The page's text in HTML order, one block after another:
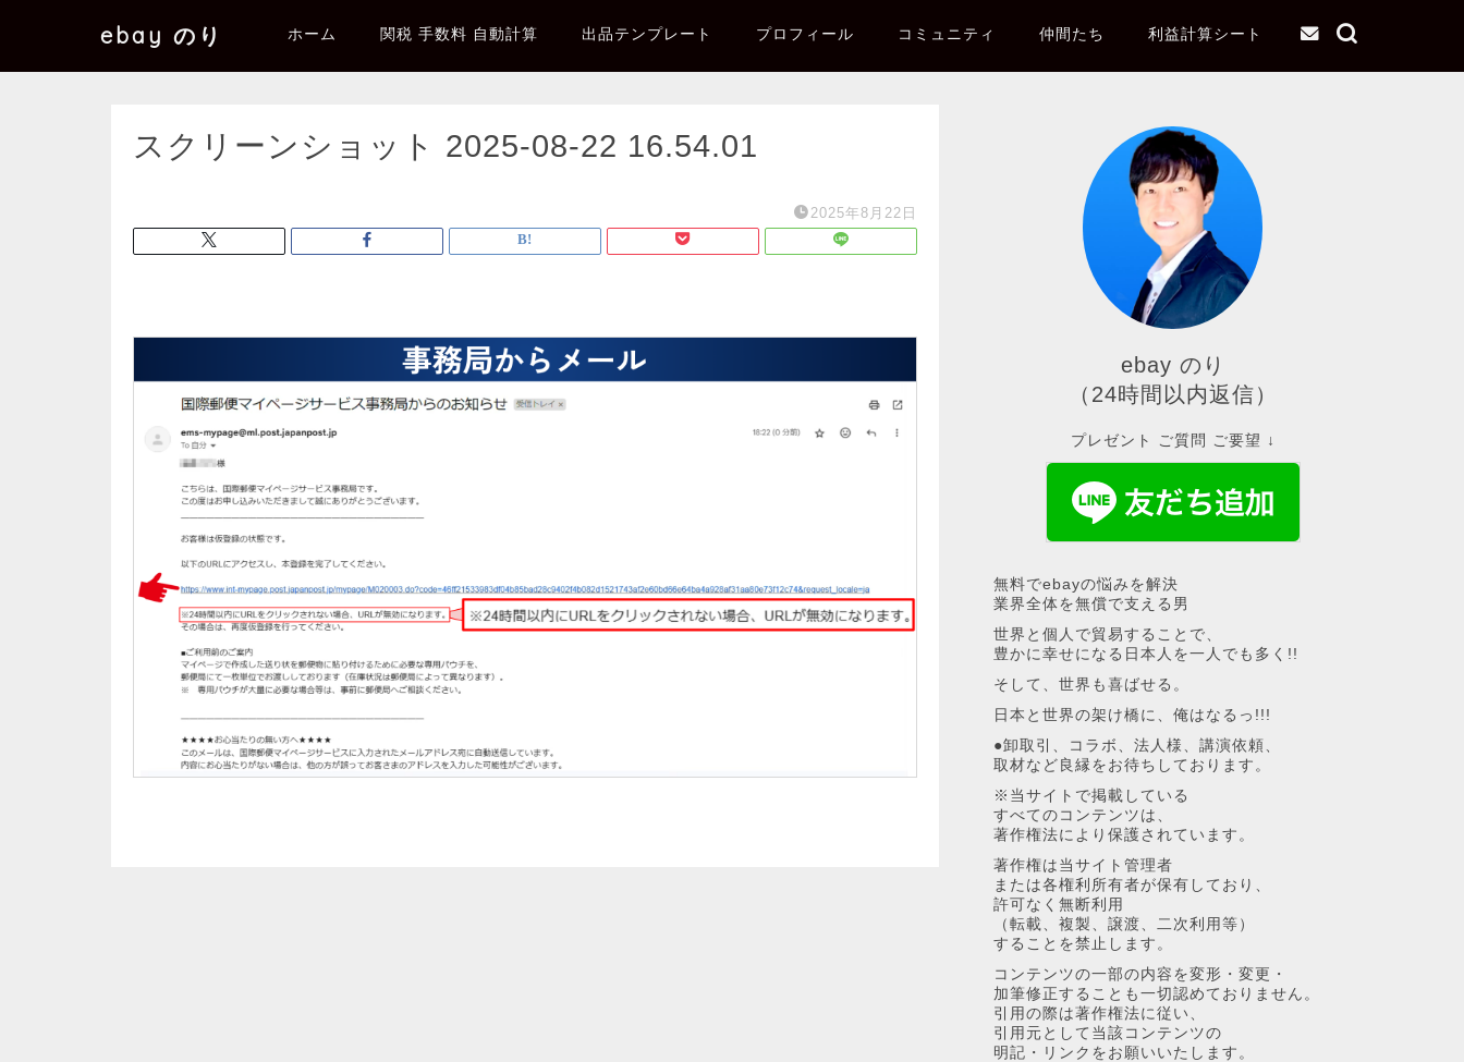
ebay のり ホーム 関税 手数料 自動計算 出品テンプレート プロフィール コミュニティ 仲間たち 利益計算シート
スクリーンショット 2025-08-22 16.54.01
2025年8月22日
ebay のり
（24時間以内返信）
プレゼント ご質問 ご要望 ↓
無料でebayの悩みを解決
業界全体を無償で支える男
世界と個人で貿易することで、
豊かに幸せになる日本人を一人でも多く!!
そして、世界も喜ばせる。
日本と世界の架け橋に、俺はなるっ!!!
●卸取引、コラボ、法人様、講演依頼、
取材など良縁をお待ちしております。
※当サイトで掲載している
すべてのコンテンツは、
著作権法により保護されています。
著作権は当サイト管理者
または各権利所有者が保有しており、
許可なく無断利用
（転載、複製、譲渡、二次利用等）
することを禁止します。
コンテンツの一部の内容を変形・変更・
加筆修正することも一切認めておりません。
引用の際は著作権法に従い、
引用元として当該コンテンツの
明記・リンクをお願いいたします。